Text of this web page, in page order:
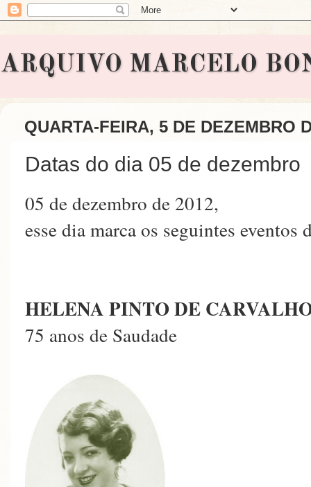
ARQUIVO MARCELO
QUARTA-FEIRA, 5 DE DEZEMBRO
Datas do dia 05 de dezembro
05 de dezembro de 2012,
esse dia marca os seguintes eventos
HELENA PINTO DE
75 anos de Saudade